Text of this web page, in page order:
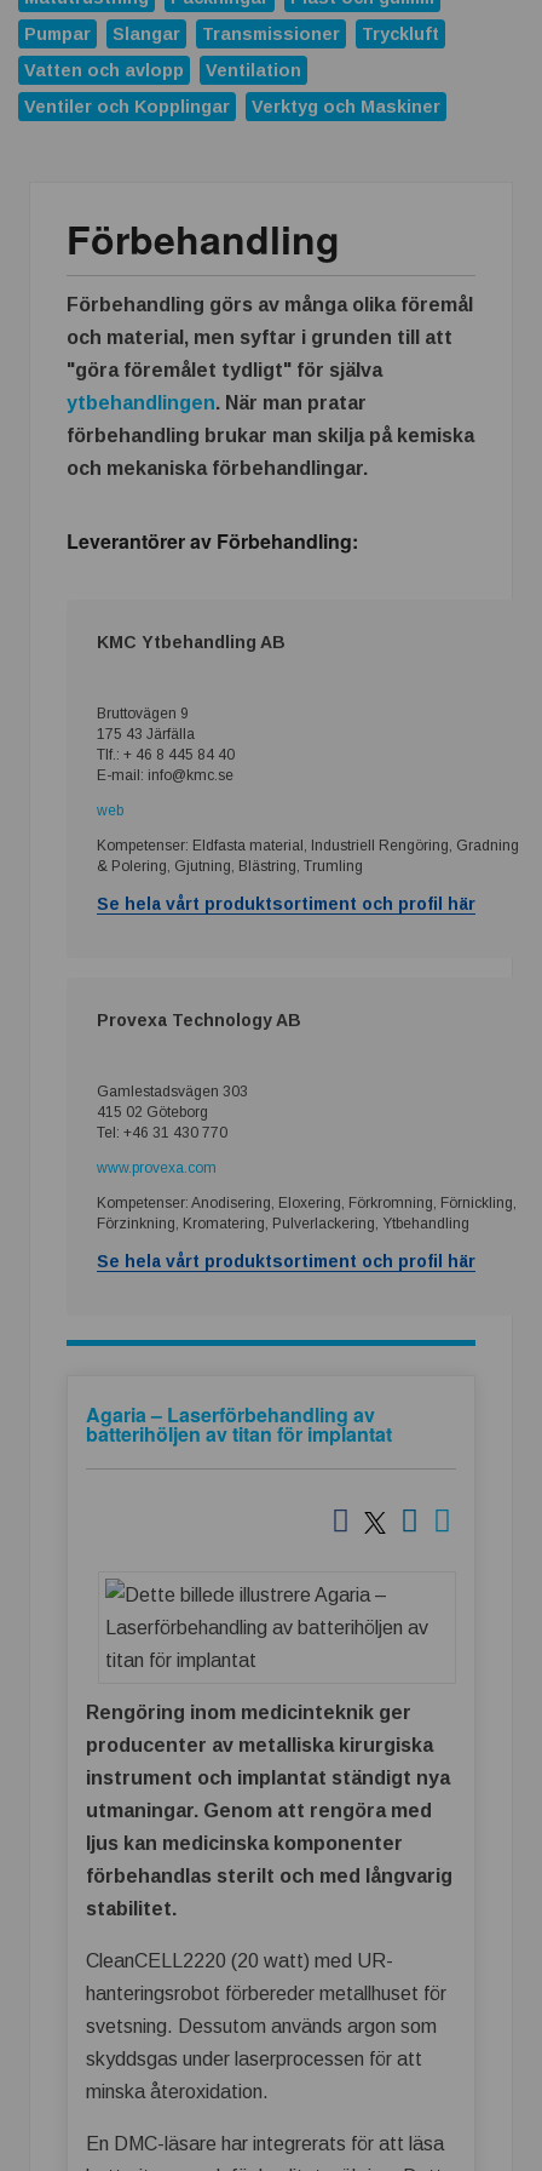
EODev och Baudouin inleder partnerskap för högeffektiv
distribuerad kraftproduktion
Jungheinrich bjuder in till Roadshow 2026 – upptäck
likströmsteknik
Processes
Dunlop Hiflex tar ny rekordorder!
Vilken rostfri plåt tål din miljö?
Atlas Copco Group tilldelas prestigefyllt pris för industriellt
monteringsverktyg
Pumpar
Slangar Transmissioner
Tryckluft
Vatten och avlopp
Ventilation
Ventiler och Kopplingar
Verktyg och Maskiner
Förbehandling
Förbehandling görs av många olika föremål
och material, men syftar i grunden till att
"göra föremålet tydligt" för själva
ytbehandlingen. När man pratar
förbehandling brukar man skilja på kemiska
och mekaniska förbehandlingar.
Leverantörer av Förbehandling:
KMC Ytbehandling AB
Bruttovägen 9
175 43 Järfälla
Tlf.: + 46 8 445 84 40
E-mail: info@kmc.se
web
Kompetenser: Eldfasta material, Industriell Rengöring, Gradning
& Polering, Gjutning, Blästring, Trumling
Se hela vårt produktsortiment och profil här
Provexa Technology AB
Gamlestadsvägen 303
415 02 Göteborg
Tel: +46 31 430 770
www.provexa.com
Kompetenser: Anodisering, Eloxering, Förkromning, Förnickling,
Förzinkning, Kromatering, Pulverlackering, Ytbehandling
Se hela vårt produktsortiment och profil här
Agaria – Laserförbehandling av
batterihöljen av titan för implantat
Rengöring inom medicinteknik ger
producenter av metalliska kirurgiska
instrument och implantat ständigt nya
utmaningar. Genom att rengöra med
ljus kan medicinska komponenter
förbehandlas sterilt och med långvarig
stabilitet.
CleanCELL2220 (20 watt) med UR-
hanteringsrobot förbereder metallhuset för
svetsning. Dessutom används argon som
skyddsgas under laserprocessen för att
minska återoxidation.
En DMC-läsare har integrerats för att läsa